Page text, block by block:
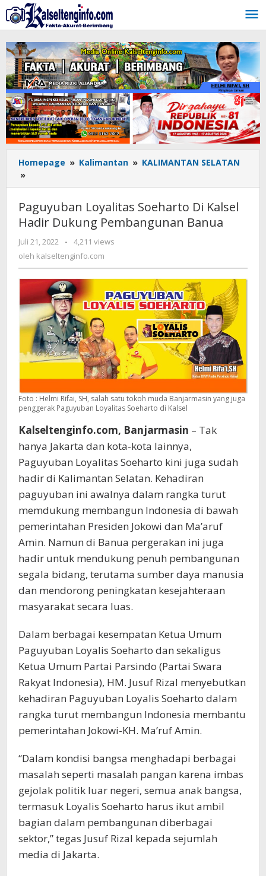
Lewati
ke
konten
Homepage » Kalimantan » KALIMANTAN SELATAN
»
Loyalitas
Soeharto
Di
Kalsel
Hadir
Dukung
Pembangunan
Paguyuban Loyalitas Soeharto Di Kalsel
Hadir Dukung Pembangunan Banua
Juli 21, 2022
oleh
kalseltenginfo.com
-
4,211 views
oleh kalseltenginfo.com
Foto : Helmi Rifai, SH, salah satu tokoh muda Banjarmasin yang juga
penggerak Paguyuban Loyalitas Soeharto di Kalsel
Kalseltenginfo.com, Banjarmasin – Tak
hanya Jakarta dan kota-kota lainnya,
Paguyuban Loyalitas Soeharto kini juga sudah
hadir di Kalimantan Selatan. Kehadiran
paguyuban ini awalnya dalam rangka turut
memdukung membangun Indonesia di bawah
pemerintahan Presiden Jokowi dan Ma’aruf
Amin. Namun di Banua pergerakan ini juga
hadir untuk mendukung penuh pembangunan
segala bidang, terutama sumber daya manusia
dan mendorong peningkatan kesejahteraan
masyarakat secara luas.
Dalam berbagai kesempatan Ketua Umum
Paguyuban Loyalis Soeharto dan sekaligus
Ketua Umum Partai Parsindo (Partai Swara
Rakyat Indonesia), HM. Jusuf Rizal menyebutkan
kehadiran Paguyuban Loyalis Soeharto dalam
rangka turut membangun Indonesia membantu
pemerintahan Jokowi-KH. Ma’ruf Amin.
“Dalam kondisi bangsa menghadapi berbagai
masalah seperti masalah pangan karena imbas
gejolak politik luar negeri, semua anak bangsa,
termasuk Loyalis Soeharto harus ikut ambil
bagian dalam pembangunan diberbagai
sektor,” tegas Jusuf Rizal kepada sejumlah
media di Jakarta.